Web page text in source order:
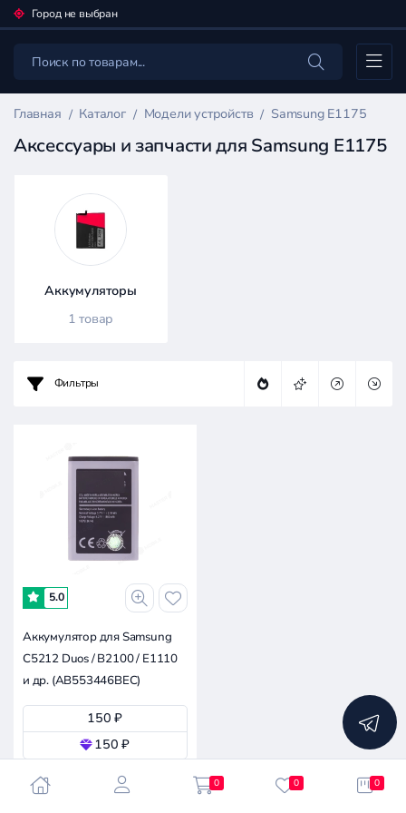
Город не выбран
Каталог
Главная Каталог Модели устройств Samsung E1175
Аксессуары и запчасти для Samsung E1175
Фильтр
товаров
Каталог
Аккумуляторы
1 товар
Фильтры
5.0
Аккумулятор для Samsung
C5212 Duos / B2100 / E1110
и др. (AB553446BEC)
150 ₽
150 ₽
Осталось мало
0 0 0